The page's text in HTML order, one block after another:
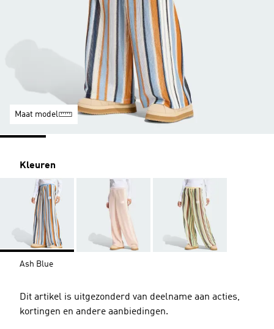
Maat model
Kleuren
Ash Blue
Dit artikel is uitgezonderd van deelname aan acties,
kortingen en andere aanbiedingen.